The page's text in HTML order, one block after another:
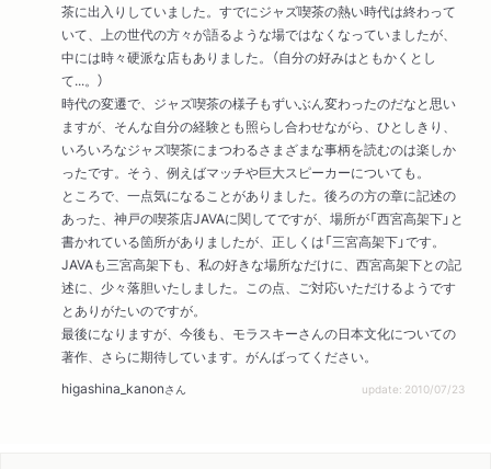
茶に出入りしていました。すでにジャズ喫茶の熱い時代は終わって
いて、上の世代の方々が語るような場ではなくなっていましたが、
中には時々硬派な店もありました。（自分の好みはともかくとし
て...。）
時代の変遷で、ジャズ喫茶の様子もずいぶん変わったのだなと思い
ますが、そんな自分の経験とも照らし合わせながら、ひとしきり、
いろいろなジャズ喫茶にまつわるさまざまな事柄を読むのは楽しか
ったです。そう、例えばマッチや巨大スピーカーについても。
ところで、一点気になることがありました。後ろの方の章に記述の
あった、神戸の喫茶店JAVAに関してですが、場所が「西宮高架下」と
書かれている箇所がありましたが、正しくは「三宮高架下」です。
JAVAも三宮高架下も、私の好きな場所なだけに、西宮高架下との記
述に、少々落胆いたしました。この点、ご対応いただけるようです
とありがたいのですが。
最後になりますが、今後も、モラスキーさんの日本文化についての
著作、さらに期待しています。がんばってください。
higashina_kanonさん update: 2010/07/23